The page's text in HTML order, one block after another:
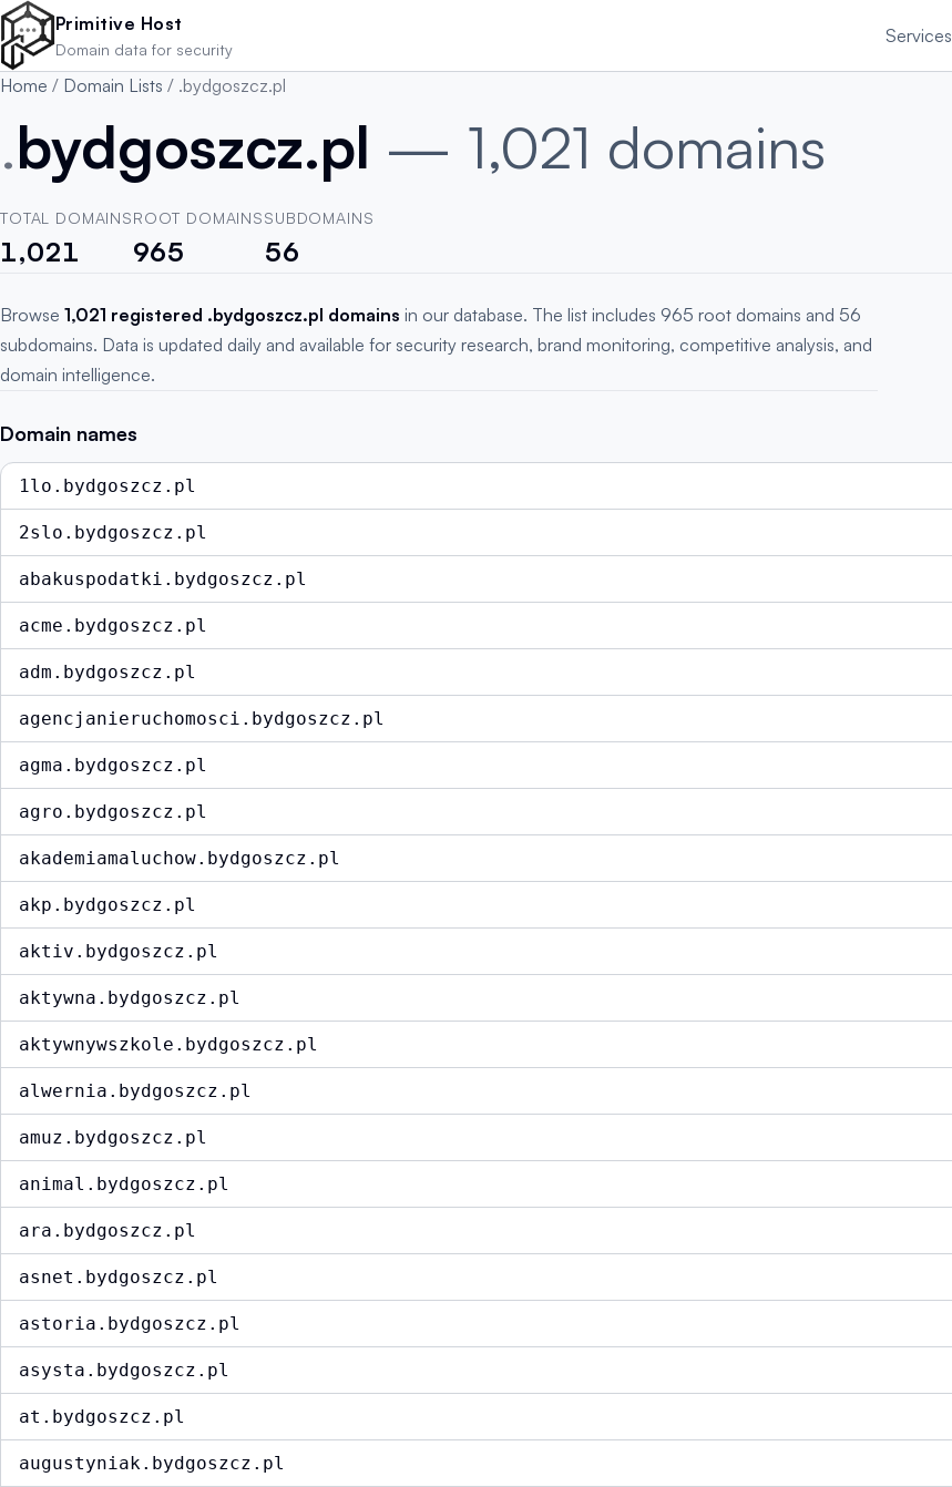
Skip to main content
Primitive Host
Domain data for security
Services
Home / Domain Lists / .bydgoszcz.pl
.bydgoszcz.pl — 1,021 domains
TOTAL DOMAINS
1,021
ROOT DOMAINS
965
SUBDOMAINS
56
Browse 1,021 registered .bydgoszcz.pl domains in our database. The list includes 965 root domains and 56
subdomains. Data is updated daily and available for security research, brand monitoring, competitive analysis, and
domain intelligence.
Domain names
1lo.bydgoszcz.pl
2slo.bydgoszcz.pl
abakuspodatki.bydgoszcz.pl
acme.bydgoszcz.pl
adm.bydgoszcz.pl
agencjanieruchomosci.bydgoszcz.pl
agma.bydgoszcz.pl
agro.bydgoszcz.pl
akademiamaluchow.bydgoszcz.pl
akp.bydgoszcz.pl
aktiv.bydgoszcz.pl
aktywna.bydgoszcz.pl
aktywnywszkole.bydgoszcz.pl
alwernia.bydgoszcz.pl
amuz.bydgoszcz.pl
animal.bydgoszcz.pl
ara.bydgoszcz.pl
asnet.bydgoszcz.pl
astoria.bydgoszcz.pl
asysta.bydgoszcz.pl
at.bydgoszcz.pl
augustyniak.bydgoszcz.pl